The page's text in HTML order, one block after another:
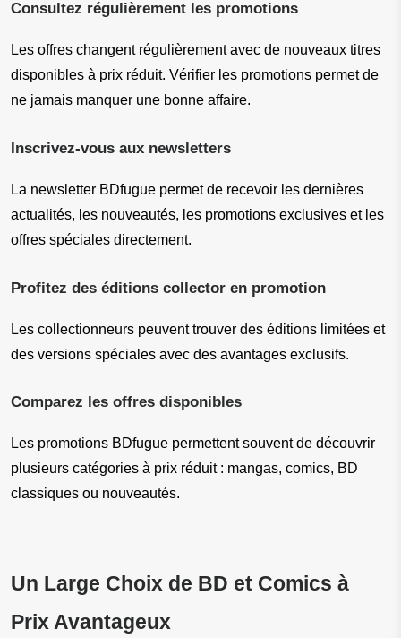
Consultez régulièrement les promotions
Les offres changent régulièrement avec de nouveaux titres
disponibles à prix réduit. Vérifier les promotions permet de
ne jamais manquer une bonne affaire.
Inscrivez-vous aux newsletters
La newsletter BDfugue permet de recevoir les dernières
actualités, les nouveautés, les promotions exclusives et les
offres spéciales directement.
Profitez des éditions collector en promotion
Les collectionneurs peuvent trouver des éditions limitées et
des versions spéciales avec des avantages exclusifs.
Comparez les offres disponibles
Les promotions BDfugue permettent souvent de découvrir
plusieurs catégories à prix réduit : mangas, comics, BD
classiques ou nouveautés.
Un Large Choix de BD et Comics à
Prix Avantageux